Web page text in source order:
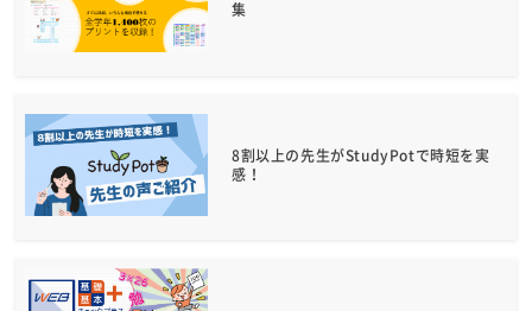
集
8割以上の先生がStudyPotで時短を実
感！